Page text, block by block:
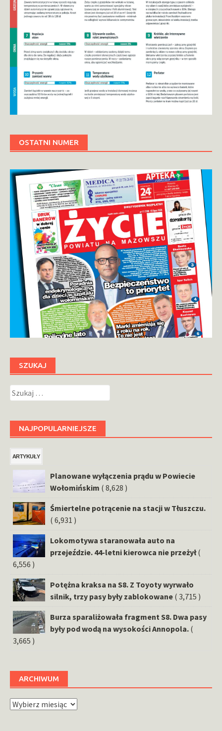
OSTATNI NUMER
SZUKAJ
Szukaj:
NAJPOPULARNIEJSZE
ARTYKUŁY
Planowane wyłączenia prądu w Powiecie
Wołomińskim ( 8,628 )
Śmiertelne potrącenie na stacji w Tłuszczu.
( 6,931 )
Lokomotywa staranowała auto na
przejeździe. 44-letni kierowca nie przeżył (
6,556 )
Potężna kraksa na S8. Z Toyoty wyrwało
silnik, trzy pasy były zablokowane ( 3,715 )
Burza sparaliżowała fragment S8. Dwa pasy
były pod wodą na wysokości Annopola. (
3,665 )
ARCHIWUM
Archiwum